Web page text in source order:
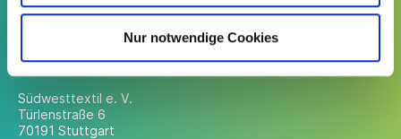
Nur notwendige Cookies
Kontakt
Südwesttextil e. V.
Türlenstraße 6
70191 Stuttgart